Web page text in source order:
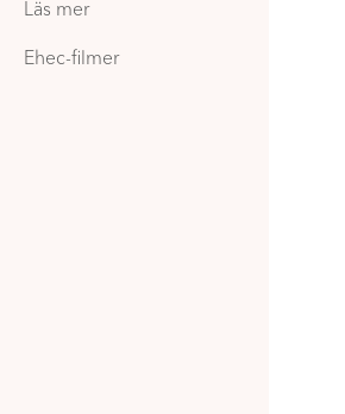
Läs mer
Ehec-filmer